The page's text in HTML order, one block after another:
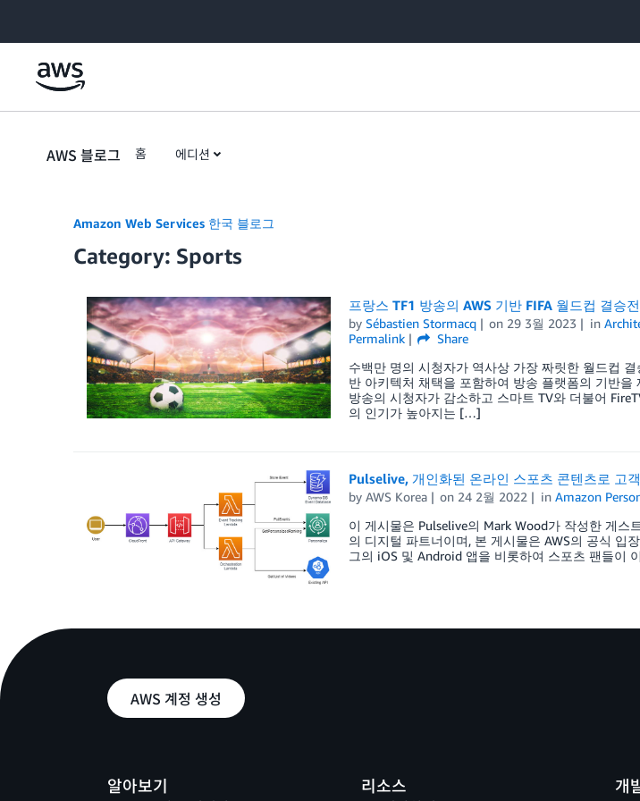
AWS 블로그 홈 에디션
Amazon Web Services 한국 블로그
Category: Sports
프랑스 TF1 방송의 AWS 기반 FIFA 월드컵 결승
by Sébastien Stormacq on 29 3월 2023 in
Permalink
Share
수백만 명의 시청자가 역사상 가장 짜릿한 월드컵
반 아키텍처 채택을 포함하여 방송 플랫폼의 기반
방송의 시청자가 감소하고 스마트 TV와 더불어
의 인기가 높아지는 […]
Pulselive, 개인화된 온라인 스포츠 콘텐츠로 고
by AWS Korea on 24 2월 2022 inAmazon
이 게시물은 Pulselive의 Mark Wood가 작성한 게스
의 디지털 파트너이며, 본 게시물은 AWS의 공식 입
그의 iOS 및 Android 앱을 비롯하여 스포츠 팬들이
AWS 계정 생성
알아보기 리소스 개